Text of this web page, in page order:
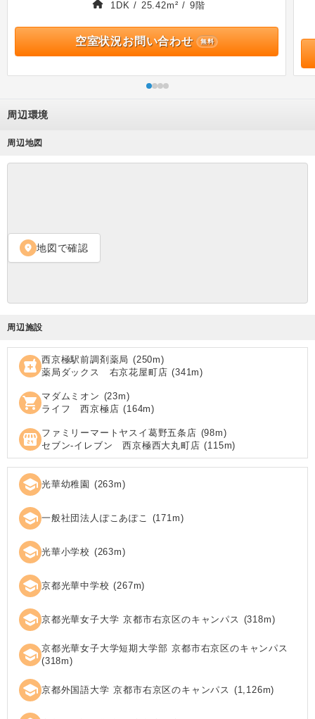
1DK / 25.42m² / 9階
空室状況お問い合わせ 無料
周辺環境
周辺地図
location_on 地図で確認
周辺施設
local_pharmacy 西京極駅前調剤薬局 (250m)
薬局ダックス 右京花屋町店 (341m)
shopping_cart マダムミオン (23m)
ライフ 西京極店 (164m)
local_convenience_store ファミリーマートヤスイ葛野五条店 (98m)
セブン‐イレブン 西京極西大丸町店 (115m)
school 光華幼稚園 (263m)
school 一般社団法人ぽこあぽこ (171 m)
school 光華小学校 (263m)
school 京都光華中学校 (267m)
school 京都光華女子大学 京都市右京区のキャンパス (318m)
school 京都光華女子大学短期大学部 京都市右京区のキャンパス
(318m)
school 京都外国語大学 京都市右京区のキャンパス (1,126m)